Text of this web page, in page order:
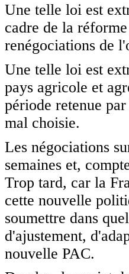
Une telle loi est
cadre de la
renégociations de
Une telle loi est
pays agricole et
période retenue
mal choisie.
Les négociations
semaines et,
Trop tard, car la
cette nouvelle
soumettre dans
d'ajustement,
nouvelle PAC.